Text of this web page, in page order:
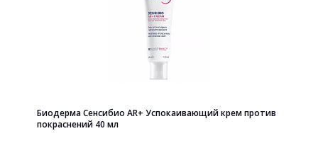
Биодерма Сенсибио AR+ Успокаивающий крем против
покраснений 40 мл